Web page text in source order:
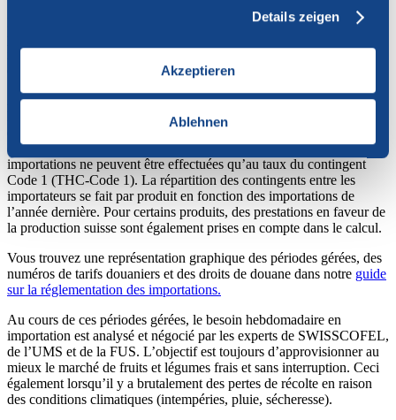
Details zeigen
Akzeptieren
Ablehnen
Pour chaque produit, il y a une période gérée et non gérée. Ces
indigène. Les droits de douane et les possibilités d’importation
Au cours de la période administrée, des contingents peuvent être
libérés lorsque l’offre indigène n’est pas suffisante afin de couvrir la
demande. Les importations peuvent alors être effectuée au taux du
contingent (TC). Si aucun contingent tarifaire n’est libéré, les
importations ne peuvent être effectuées qu’au taux du contingent
Code 1 (THC-Code 1). La répartition des contingents entre les
importateurs se fait par produit en fonction des importations de
l’année dernière. Pour certains produits, des prestations en faveur de
la production suisse sont également prises en compte dans le calcul.
Vous trouvez une représentation graphique des périodes gérées, des
numéros de tarifs douaniers et des droits de douane dans notre guide
sur la réglementation des importations.
Au cours de ces périodes gérées, le besoin hebdomadaire en
importation est analysé et négocié par les experts de SWISSCOFEL,
de l’UMS et de la FUS. L’objectif est toujours d’approvisionner au
mieux le marché de fruits et légumes frais et sans interruption. Ceci
également lorsqu’il y a brutalement des pertes de récolte en raison
des conditions climatiques (intempéries, pluie, sécheresse).